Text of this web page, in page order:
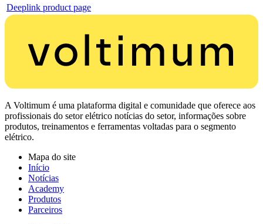
Deeplink product page
A Voltimum é uma plataforma digital e comunidade que oferece aos
profissionais do setor elétrico notícias do setor, informações sobre
produtos, treinamentos e ferramentas voltadas para o segmento
elétrico.
Mapa do site
Início
Notícias
Academy
Produtos
Parceiros